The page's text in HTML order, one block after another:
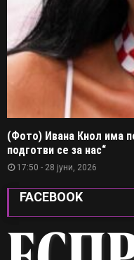
(Фото) Ивана Кнол има
подготви се за нас“
17:50 - 28 јуни, 2026
FACEBOOK